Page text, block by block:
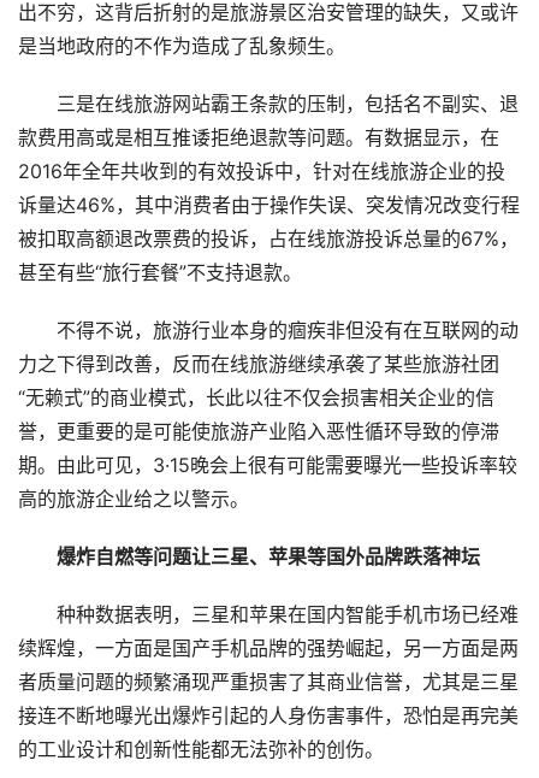
出不穷，这背后折射的是旅游景区治安管理的缺失，又或许
是当地政府的不作为造成了乱象频生。
三是在线旅游网站霸王条款的压制，包括名不副实、退
款费用高或是相互推诿拒绝退款等问题。有数据显示，在
2016年全年共收到的有效投诉中，针对在线旅游企业的投
诉量达46%，其中消费者由于操作失误、突发情况改变行程
被扣取高额退改票费的投诉，占在线旅游投诉总量的67%，
甚至有些“旅行套餐”不支持退款。
不得不说，旅游行业本身的痼疾非但没有在互联网的动
力之下得到改善，反而在线旅游继续承袭了某些旅游社团
“无赖式”的商业模式，长此以往不仅会损害相关企业的信
誉，更重要的是可能使旅游产业陷入恶性循环导致的停滞
期。由此可见，3·15晚会上很有可能需要曝光一些投诉率较
高的旅游企业给之以警示。
爆炸自燃等问题让三星、苹果等国外品牌跌落神坛
种种数据表明，三星和苹果在国内智能手机市场已经难
续辉煌，一方面是国产手机品牌的强势崛起，另一方面是两
者质量问题的频繁涌现严重损害了其商业信誉，尤其是三星
接连不断地曝光出爆炸引起的人身伤害事件，恐怕是再完美
的工业设计和创新性能都无法弥补的创伤。